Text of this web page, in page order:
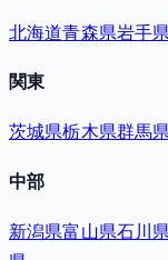
北海道青森県岩手
関東
茨城県栃木県群馬
中部
新潟県富山県石川